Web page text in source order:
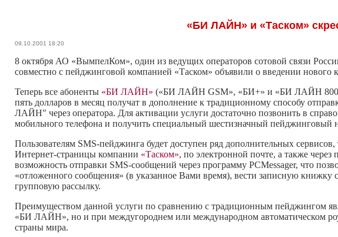
«БИ ЛАЙН» и «Таском»
09.10.2001 18:20
8 октября АО «ВымпелКом», один из ведущих операторов сотовой связи
совместно с пейджинговой компанией «Таском» объявили о введении нового
Теперь все абоненты «БИ ЛАЙН» («БИ ЛАЙН GSM», «БИ+» и «БИ ЛАЙН
пять долларов в месяц получат в дополнение к традиционному способу
ЛАЙН" через оператора. Для активации услуги достаточно позвонить в
мобильного телефона и получить специальный шестизначный пейджинговый
Пользователям SMS-пейджинга будет доступен ряд дополнительных
Интернет-страницы компании «Таском», по электронной почте, а также
возможность отправки SMS-сообщений через программу PCMessager, что
«отложенного сообщения» (в указанное Вами время), вести записную
групповую рассылку.
Преимуществом данной услуги по сравнению с традиционным пейджингом
«БИ ЛАЙН», но и при междугороднем или международном автоматическом
страны мира.